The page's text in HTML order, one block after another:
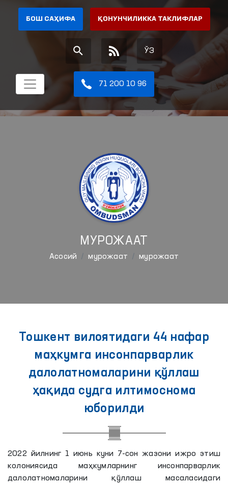
БОШ САҲИФА ҚОНУНЧИЛИККА ТАКЛИФЛАР
ЎЗ
71 200 10 96
МУРОЖААТ
Aсосий мурожаат мурожаат
Тошкент вилоятидаги 44 нафар
маҳкумга инсонпарварлик
далолатномаларини қўллаш
ҳақида судга илтимоснома
юборилди
2022 йилнинг 1 июнь куни 7-сон жазони ижро этиш
колониясида маҳкумларнинг инсонпарварлик
далолатномаларини қўллаш масаласидаги